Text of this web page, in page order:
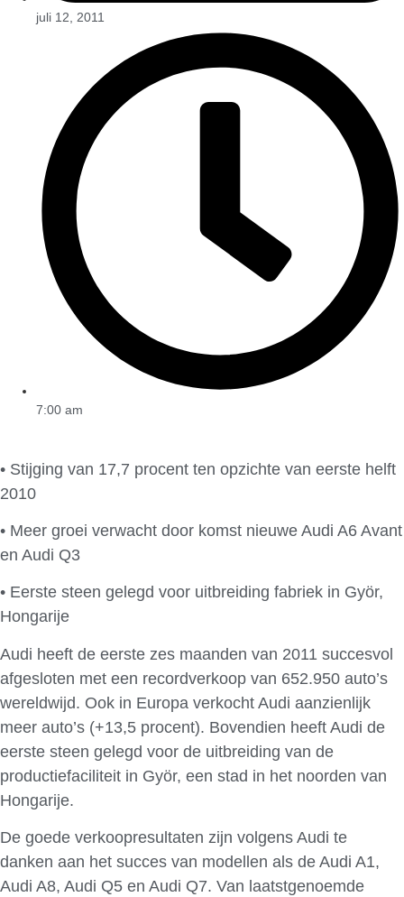
juli 12, 2011
7:00 am
• Stijging van 17,7 procent ten opzichte van eerste helft
2010
• Meer groei verwacht door komst nieuwe Audi A6 Avant
en Audi Q3
• Eerste steen gelegd voor uitbreiding fabriek in Györ,
Hongarije
Audi heeft de eerste zes maanden van 2011 succesvol
afgesloten met een recordverkoop van 652.950 auto’s
wereldwijd. Ook in Europa verkocht Audi aanzienlijk
meer auto’s (+13,5 procent). Bovendien heeft Audi de
eerste steen gelegd voor de uitbreiding van de
productiefaciliteit in Györ, een stad in het noorden van
Hongarije.
De goede verkoopresultaten zijn volgens Audi te
danken aan het succes van modellen als de Audi A1,
Audi A8, Audi Q5 en Audi Q7. Van laatstgenoemde